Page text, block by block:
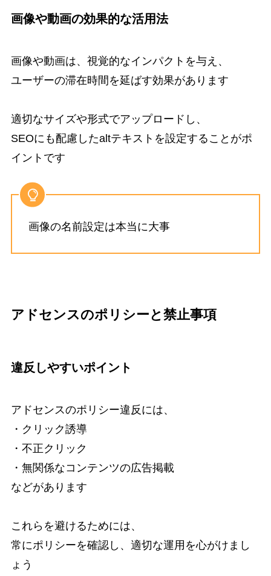
画像や動画の効果的な活用法
画像や動画は、視覚的なインパクトを与え、
ユーザーの滞在時間を延ばす効果があります
適切なサイズや形式でアップロードし、
SEOにも配慮したaltテキストを設定することがポ
イントです
画像の名前設定は本当に大事
アドセンスのポリシーと禁止事項
違反しやすいポイント
アドセンスのポリシー違反には、
・クリック誘導
・不正クリック
・無関係なコンテンツの広告掲載
などがあります
これらを避けるためには、
常にポリシーを確認し、適切な運用を心がけまし
ょう